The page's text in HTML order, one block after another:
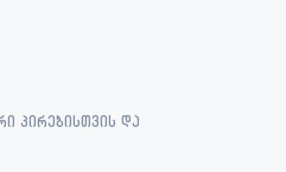
პირებისთვის და